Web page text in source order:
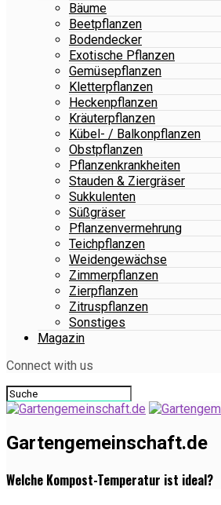
Bäume
Beetpflanzen
Bodendecker
Exotische Pflanzen
Gemüsepflanzen
Kletterpflanzen
Heckenpflanzen
Kräuterpflanzen
Kübel- / Balkonpflanzen
Obstpflanzen
Pflanzenkrankheiten
Stauden & Ziergräser
Sukkulenten
Süßgräser
Pflanzenvermehrung
Teichpflanzen
Weidengewächse
Zimmerpflanzen
Zierpflanzen
Zitruspflanzen
Sonstiges
Magazin
Connect with us
Gartengemeinschaft.de
Welche Kompost-Temperatur ist ideal?